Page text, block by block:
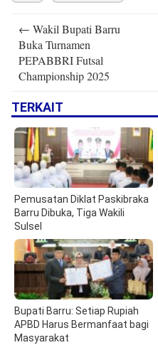
navigation
← Wakil Bupati Barru
Buka Turnamen
PEPABBRI Futsal
Championship 2025
TERKAIT
Pemusatan Diklat Paskibraka
Barru Dibuka, Tiga Wakili
Sulsel
Bupati Barru: Setiap Rupiah
APBD Harus Bermanfaat bagi
Masyarakat